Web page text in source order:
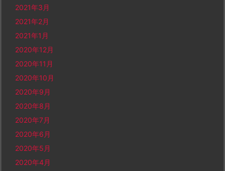
2021年3月
2021年2月
2021年1月
2020年12月
2020年11月
2020年10月
2020年9月
2020年8月
2020年7月
2020年6月
2020年5月
2020年4月